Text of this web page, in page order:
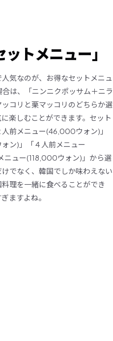
トメニュー」
人気なのが、お得なセットメニュ
は、「ニンニクポッサム＋ニラ
コリと栗マッコリのどちらか選
楽しむことができます。セット
前メニュー(46,000ウォン)」
ン)」「４人前メニュー
ュー(118,000ウォン)」から選
でなく、韓国でしか味わえない
理を一緒に食べることができ
ますよね。